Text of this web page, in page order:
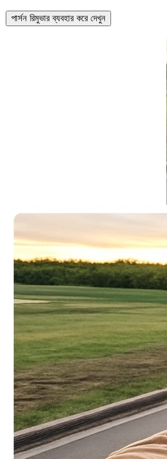
পার্সন রিমুভার ব্যবহার করে দেখুন